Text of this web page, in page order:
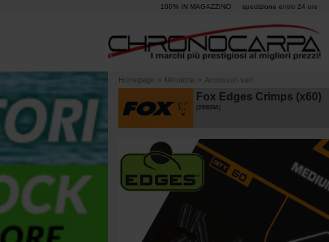
100% IN MAGAZZINO spedizione entro 24 ore
Homepage » Minuteria » Accessori vari
Fox Edges Crimps (x60)
233828A]